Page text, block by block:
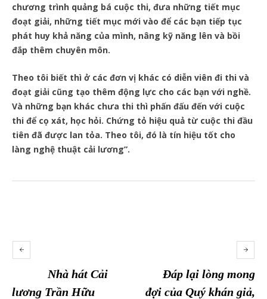
chương trình quảng bá cuộc thi, đưa những tiết mục
đoạt giải, những tiết mục mới vào để các bạn tiếp tục
phát huy khả năng của mình, nâng kỹ năng lên và bồi
đắp thêm chuyên môn.
Theo tôi biết thì ở các đơn vị khác có diễn viên đi thi và
đoạt giải cũng tạo thêm động lực cho các bạn với nghề.
Và những bạn khác chưa thi thì phấn đấu đến với cuộc
thi để cọ xát, học hỏi. Chứng tỏ hiệu quả từ cuộc thi đầu
tiên đã được lan tỏa. Theo tôi, đó là tín hiệu tốt cho
làng nghệ thuật cải lương”.
Nhà hát Cải
lương Trần Hữu
Đáp lại lòng mong
đợi của Quý khán giả,